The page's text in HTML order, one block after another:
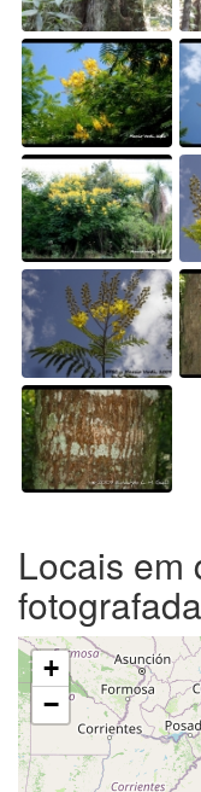
Locais em
fotografada
+
−